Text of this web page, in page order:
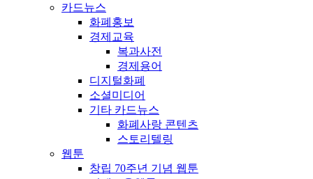
카드뉴스
화폐홍보
경제교육
복과사전
경제용어
디지털화폐
소셜미디어
기타 카드뉴스
화폐사랑 콘텐츠
스토리텔링
웹툰
창립 70주년 기념 웹툰